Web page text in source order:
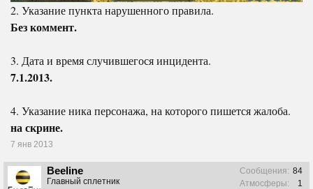
2. Указание пункта нарушенного правила.
Без коммент.
3. Дата и время случившегося инцидента.
7.1.2013.
4. Указание ника персонажа, на которого пишется жалоба.
на скрине.
7 янв 2013
Beeline
Главный сплетник
Сообщения: 84
Атмосферы:
1